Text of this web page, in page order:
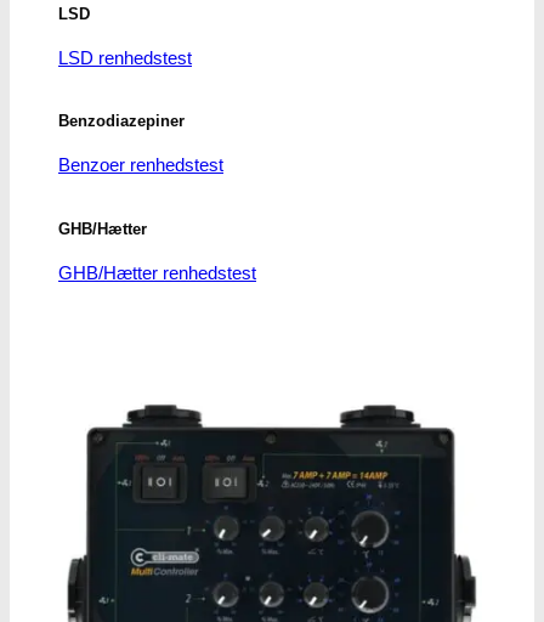
LSD
LSD renhedstest
Benzodiazepiner
Benzoer renhedstest
GHB/Hætter
GHB/Hætter renhedstest
MCPP
MCPP test
Opiater renhedstest